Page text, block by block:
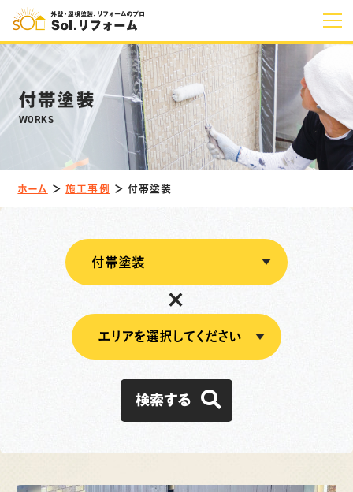
Solの特長
KFスーパー ウレアコート
プレミアムコート無機シリーズ
外壁塗装
屋根塗装
塗装の流れ
料金プラン
付帯塗装
WORKS
ホーム ＞施工事例 ＞付帯塗装
×
検索する